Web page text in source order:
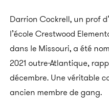
Darrion Cockrell, un prof
l’école Crestwood
dans le Missouri, a été
2021 outre-Atlantique,
décembre. Une véritable
ancien membre de gang.